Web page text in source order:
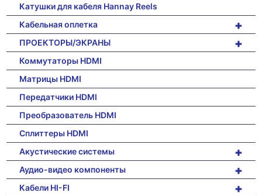
Катушки для кабеля Hannay Reels
+
Кабельная оплетка
+
ПРОЕКТОРЫ/ЭКРАНЫ
Коммутаторы HDMI
Матрицы HDMI
Передатчики HDMI
Преобразователь HDMI
Сплиттеры HDMI
+
Акустические системы
+
Аудио-видео компоненты
+
Кабели HI-FI